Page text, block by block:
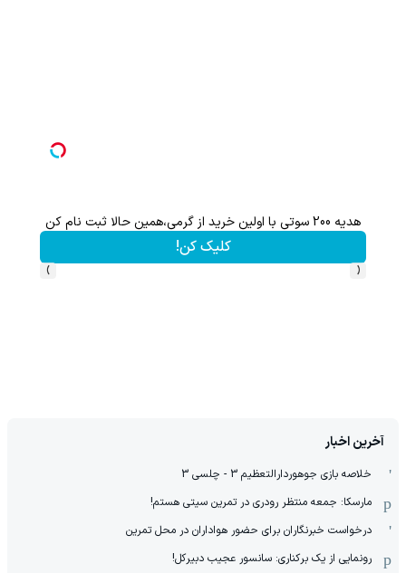
هدیه 200 سوتی با اولین خرید از گرمی،همین حالا ثبت نام کن
کلیک کن!
‹
›
آخرین اخبار
خلاصه بازی جوهوردارالتعظیم 3 - چلسی 3
مارسکا: جمعه منتظر رودری در تمرین سیتی هستم!
درخواست خبرنگاران برای حضور هواداران در محل تمرین
رونمایی از یک برکناری: سانسور عجیب دبیرکل!